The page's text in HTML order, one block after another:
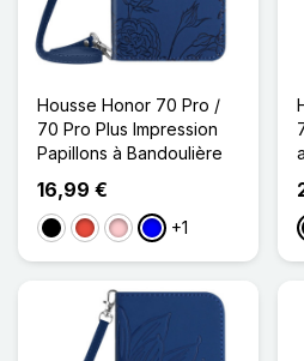
Housse Honor 70 Pro /
70 Pro Plus Impression
Papillons à Bandoulière
16,99 €
NoirRougeRoseBleu+1